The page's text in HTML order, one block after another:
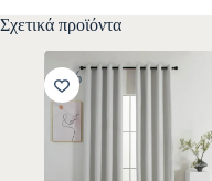
Σχετικά προϊόντα
-10%